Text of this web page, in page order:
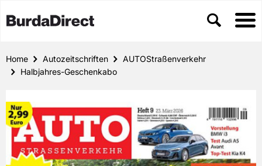
Home Autozeitschriften
AUTOStraßenverkehr
Halbjahres-Geschenkabo